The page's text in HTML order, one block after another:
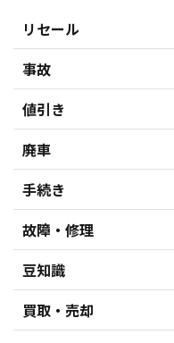
リセール
事故
値引き
廃車
手続き
故障・修理
豆知識
買取・売却